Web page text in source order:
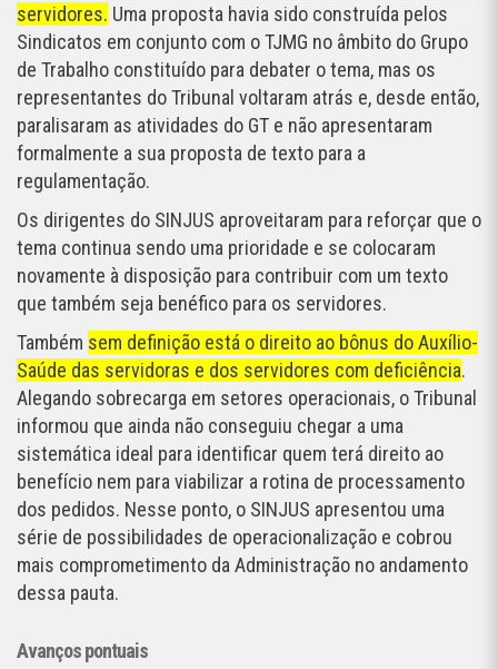
servidores. Uma proposta havia sido construída pelos
Sindicatos em conjunto com o TJMG no âmbito do Grupo
de Trabalho constituído para debater o tema, mas os
representantes do Tribunal voltaram atrás e, desde então,
paralisaram as atividades do GT e não apresentaram
formalmente a sua proposta de texto para a
regulamentação.
Os dirigentes do SINJUS aproveitaram para reforçar que o
tema continua sendo uma prioridade e se colocaram
novamente à disposição para contribuir com um texto
que também seja benéfico para os servidores.
Também sem definição está o direito ao bônus do Auxílio-
Saúde das servidoras e dos servidores com deficiência.
Alegando sobrecarga em setores operacionais, o Tribunal
informou que ainda não conseguiu chegar a uma
sistemática ideal para identificar quem terá direito ao
benefício nem para viabilizar a rotina de processamento
dos pedidos. Nesse ponto, o SINJUS apresentou uma
série de possibilidades de operacionalização e cobrou
mais comprometimento da Administração no andamento
dessa pauta.
Avanços pontuais